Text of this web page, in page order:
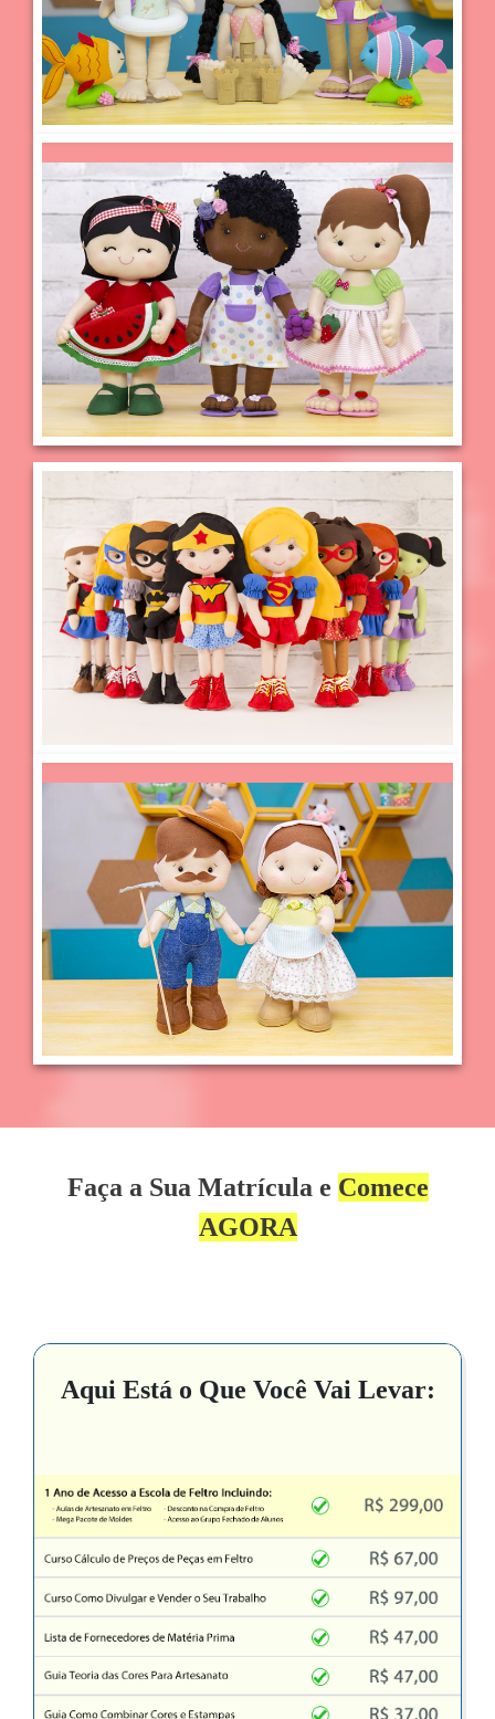
Faça a Sua Matrícula e Comece
AGORA
Aqui Está o Que Você Vai Levar: